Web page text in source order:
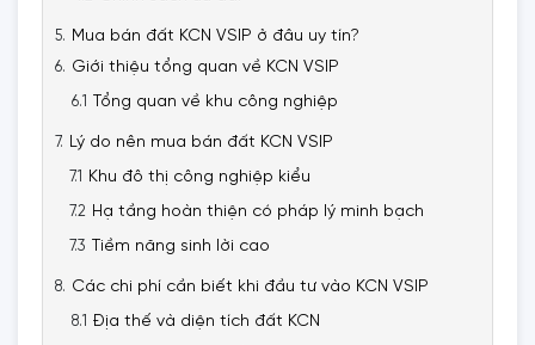
Mua bán đất KCN VSIP ở đâu uy tín?
Giới thiệu tổng quan về KCN VSIP
Tổng quan về khu công nghiệp
Lý do nên mua bán đất KCN VSIP
Khu đô thị công nghiệp kiểu
Hạ tầng hoàn thiện có pháp lý minh bạch
Tiềm năng sinh lời cao
Các chi phí cần biết khi đầu tư vào KCN VSIP
Địa thế và diện tích đất KCN